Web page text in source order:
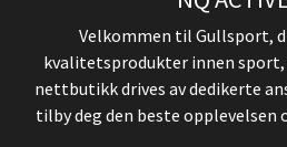
Velkommen til Gullsport,
kvalitetsprodukter innen
nettbutikk drives av dedikerte
tilby deg den beste opplevelsen